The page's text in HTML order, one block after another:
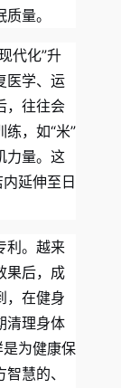
量。
代化”升
医学、运
，往往会
，如“米”
力量。这
延伸至日
利。越来
果后，成
，在健身
清理身体
是为健康保
慧的、